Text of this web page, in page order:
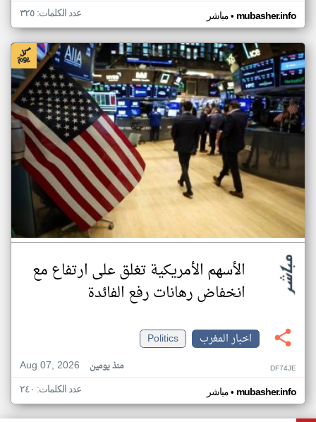
مباشر• mubasher.info عدد الكلمات: ٣٢٥
الأسهم الأمريكية تغلق على ارتفاع مع
انخفاض رهانات رفع الفائدة
اخبار المغرب
Politics
Aug 07, 2026
منذ يومين DF74JE
مباشر• mubasher.info عدد الكلمات: ٢٤٠